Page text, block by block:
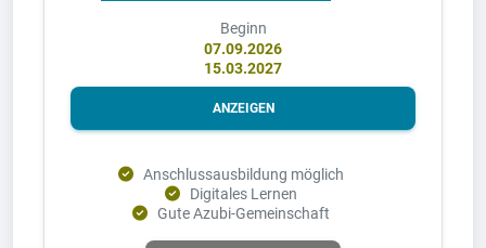
Beginn
07.09.2026
15.03.2027
ANZEIGEN
Anschlussausbildung möglich
Digitales Lernen
Gute Azubi-Gemeinschaft